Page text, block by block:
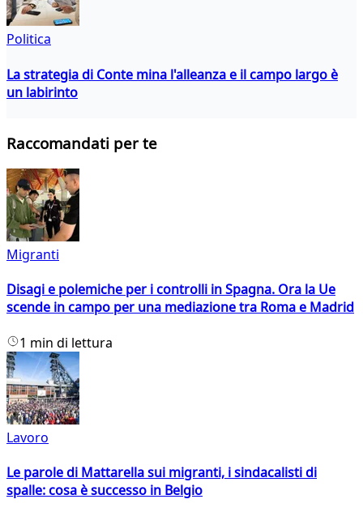
Politica
La strategia di Conte mina l'alleanza e il campo largo è
un labirinto
Raccomandati per te
Migranti
Disagi e polemiche per i controlli in Spagna. Ora la Ue
scende in campo per una mediazione tra Roma e Madrid
1 min di lettura
Lavoro
Le parole di Mattarella sui migranti, i sindacalisti di
spalle: cosa è successo in Belgio